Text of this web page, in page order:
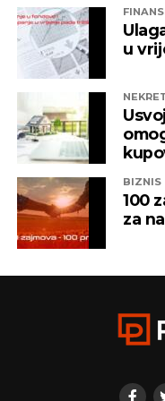
ITSS”, “Sirius 2010”,
vlasništvu
čijem je vlasništvu
Iz “Infinity-ja” su
oko 800 ljudi, a
novih kompanija i
pretvarajućći
„Invictus“ su prije
„Prointera“ i „Siriusa”.
u
BIZNIS
100
za